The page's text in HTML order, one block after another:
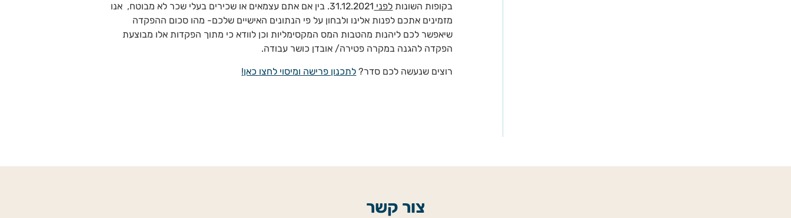
בקופות השונות לפני
31.12.2021. בין אם אתם עצמאים או שכירים בעלי שכר לא מבוטח, אנו
מזמינים אתכם לפנות אלינו ולבחון על פי הנתונים האישיים שלכם- מהו סכום ההפקדה
שיאפשר לכם ליהנות מהטבות המס המקסימליות וכן לוודא כי מתוך הפקדות אלו מבוצעת
הפקדה להגנה במקרה פטירה/ אובדן כושר עבודה.
רוצים שנעשה לכם סדר? לתכנון פרישה ומיסוי לחצו כאן!
צור קשר